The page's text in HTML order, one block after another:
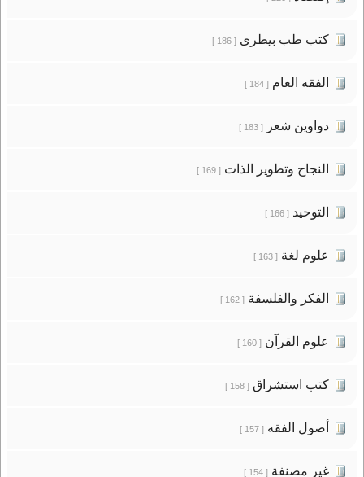
كتب طب بيطرى[ 186 ]
الفقه العام[ 184 ]
دواوين شعر[ 183 ]
النجاح وتطوير الذات[ 169 ]
التوحيد[ 166 ]
علوم لغة[ 163 ]
الفكر والفلسفة[ 162 ]
علوم القرآن[ 160 ]
كتب استشراق[ 158 ]
أصول الفقه[ 157 ]
غير مصنفة[ 154 ]